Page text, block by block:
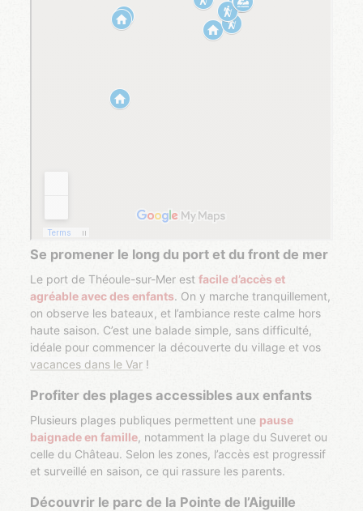
Se promener le long du port et du front de mer
Le port de Théoule-sur-Mer estfacile d’accès et
agréable avec des enfants. On y marche tranquillement,
on observe les bateaux, et l’ambiance reste calme hors
haute saison. C’est une balade simple, sans difficulté,
idéale pour commencer la découverte du village et vos
vacances dans le Var !
Profiter des plages accessibles aux enfants
Plusieurs plages publiques permettent une pause
baignade en famille, notamment la plage du Suveret ou
celle du Château. Selon les zones, l’accès est progressif
et surveillé en saison, ce qui rassure les parents.
Découvrir le parc de la Pointe de l’Aiguille